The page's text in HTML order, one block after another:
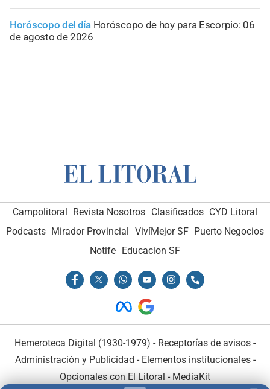
Horóscopo del día Horóscopo de hoy para Escorpio: 06
de agosto de 2026
Campolitoral Revista Nosotros Clasificados CYD Litoral
Podcasts Mirador Provincial VivíMejor SF Puerto Negocios
Notife Educacion SF
Hemeroteca Digital (1930-1979) - Receptorías de avisos -
Administración y Publicidad - Elementos institucionales-
Opcionales con El Litoral - MediaKit